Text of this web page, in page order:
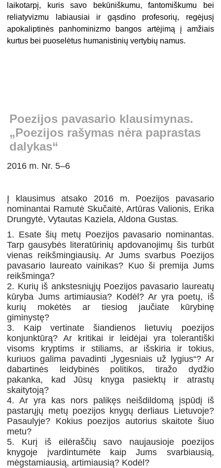
laikotarpį, kuris savo bekūniškumu, fantomiškumu bei
reliatyvizmu labiausiai ir gąsdino profesorių, regėjusį
apokaliptinės panhominizmo bangos artėjimą į amžiais
kurtus bei puoselėtus humanistinių vertybių namus.
Poezijos pavasario klausimynas.
„Poezijos rašymas nėra paprastas
dalykas“
2016 m. Nr. 5–6
Į klausimus atsako 2016 m. Poezijos pavasario
nominantai Ramutė Skučaitė, Artūras Valionis, Erika
Drungytė, Vytautas Kaziela, Aldona Gustas.
1. Esate šių metų Poezijos pavasario nominantas.
Tarp gausybės literatūrinių apdovanojimų šis turbūt
vienas reikšmingiausių. Ar Jums svarbus Poezijos
pavasario laureato vainikas? Kuo ši premija Jums
reikšminga?
2. Kurių iš ankstesniųjų Poezijos pavasario laureatų
kūryba Jums artimiausia? Kodėl? Ar yra poetų, iš
kurių mokėtės ar tiesiog jaučiate kūrybinę
giminystę?
3. Kaip vertinate šiandienos lietuvių poezijos
konjunktūrą? Ar kritikai ir leidėjai yra tolerantiški
visoms kryptims ir stiliams, ar išskiria ir tokius,
kuriuos galima pavadinti „lygesniais už lygius“? Ar
dabartinės leidybinės politikos, tiražo dydžio
pakanka, kad Jūsų knyga pasiektų ir atrastų
skaitytoją?
4. Ar yra kas nors palikęs neišdildomą įspūdį iš
pastarųjų metų poezijos knygų derliaus Lietuvoje?
Pasaulyje? Kokius poezijos autorius skaitote šiuo
metu?
5. Kurį iš eilėraščių savo naujausioje poezijos
knygoje įvardintumėte kaip Jums svarbiausią,
mėgstamiausią, artimiausią? Kodėl?